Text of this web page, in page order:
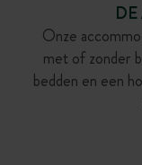
Onze
met of zonder
bedden en een